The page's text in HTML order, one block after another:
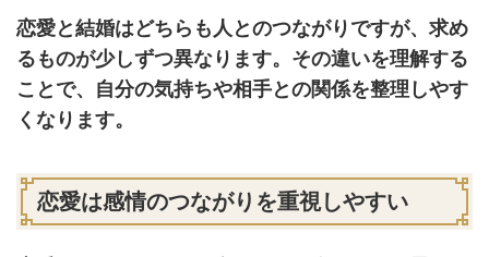
恋愛と結婚はどちらも人とのつながりですが、求め
るものが少しずつ異なります。その違いを理解する
ことで、自分の気持ちや相手との関係を整理しやす
くなります。
恋愛は感情のつながりを重視しやすい